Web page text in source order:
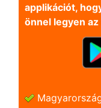
applikációt,
önnel legyen